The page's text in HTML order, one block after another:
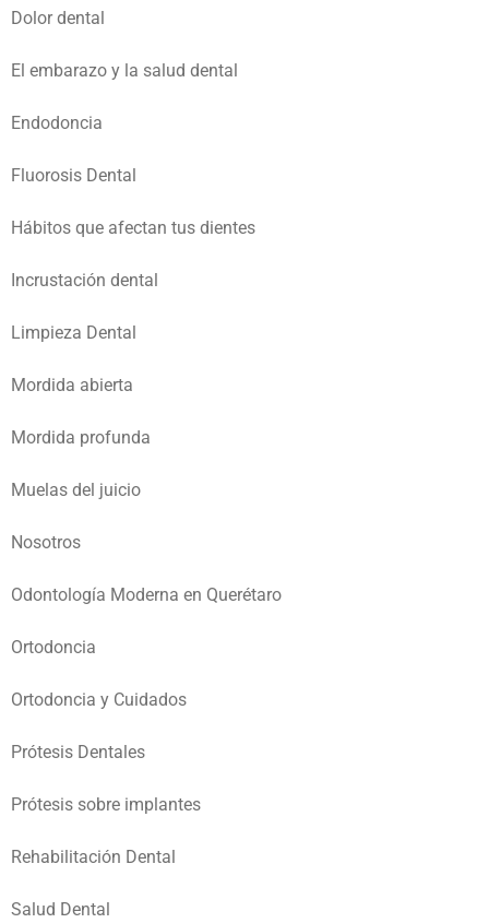
Dolor dental
El embarazo y la salud dental
Endodoncia
Fluorosis Dental
Hábitos que afectan tus dientes
Incrustación dental
Limpieza Dental
Mordida abierta
Mordida profunda
Muelas del juicio
Nosotros
Odontología Moderna en Querétaro
Ortodoncia
Ortodoncia y Cuidados
Prótesis Dentales
Prótesis sobre implantes
Rehabilitación Dental
Salud Dental